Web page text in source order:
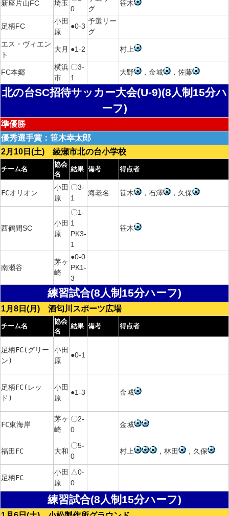
新座片山FC 埼玉
0
グ
笹木
足柄FC
小田
原
●0-3
予選リー
グ
エス・ヴィエン
ト
大月 ●1-2 村上
FC本郷
横浜
市
〇3-
1
大野 ，金城 ，佐藤
北の台SC招待サッカー大会(U-9)(8人制15分ハ
ーフ)
準優勝
優秀選手賞：笹木幸太郎
2月10日(土) 綾瀬市北の台小学校
チーム名
協会
名
結果 備考 得点者
FCオリオン
小田
原
〇3-
1
海老名 笹木 ，石澤 ，久保
西鶴間SC
小田
原
〇1-
1
PK3-
1
笹木
南瀬谷
茅ヶ
崎
●0-0
PK1-
3
練習試合(8人制15分ハーフ)
1月8日(月) 酒匂川スポーツ広場
チーム名
協会
名
結果 備考 得点者
足柄FC(グリー
ン)
小田
原
●0-1
足柄FC(レッ
ド)
小田
原
●1-3 金城
FC東海岸
茅ヶ
崎
〇2-
0
金城
福田FC 大和
〇5-
0
村上 ，林田 ，久保
足柄FC
小田
原
△0-
0
練習試合(8人制15分ハーフ)